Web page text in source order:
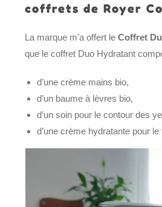
coffrets de Royer
La marque m’a offert leCoffret
que le coffret Duo Hydratant
d’une crème mains bio,
d’un baume à lèvres bio,
d’un soin pour le contour des
d’une crème hydratante pour